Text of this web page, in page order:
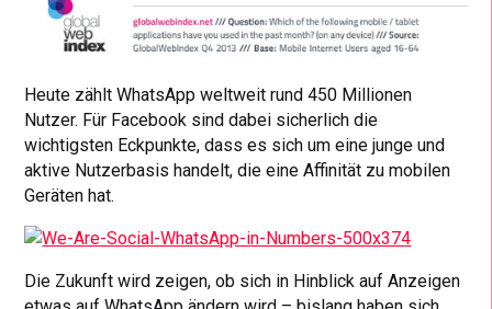
Heute zählt WhatsApp weltweit rund 450 Millionen
Nutzer. Für Facebook sind dabei sicherlich die
wichtigsten Eckpunkte, dass es sich um eine junge und
aktive Nutzerbasis handelt, die eine Affinität zu mobilen
Geräten hat.
Die Zukunft wird zeigen, ob sich in Hinblick auf Anzeigen